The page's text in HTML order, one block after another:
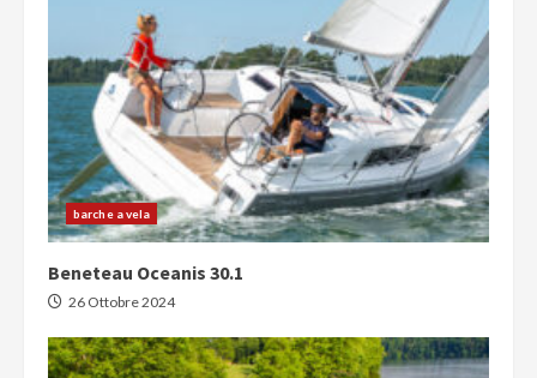
barche a vela
Beneteau Oceanis 30.1
26 Ottobre 2024